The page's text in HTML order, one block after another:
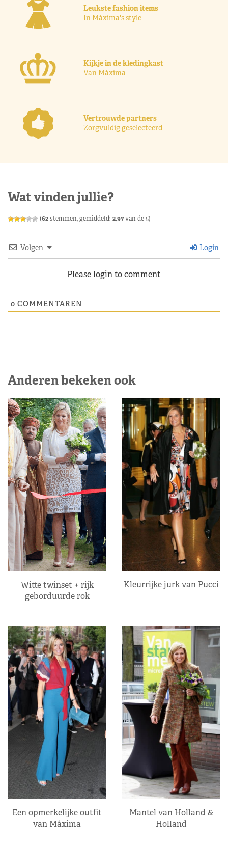
Leukste fashion items
In Máxima's style
Kijkje in de kledingkast
Van Máxima
Vertrouwde partners
Zorgvuldig geselecteerd
Wat vinden jullie?
(62stemmen, gemiddeld: 2,97van de 5)
Volgen Login
Please login to comment
0 COMMENTAREN
Anderen bekeken ook
Witte twinset + rijk
geborduurde rok
Kleurrijke jurk van Pucci
Een opmerkelijke outfit
van Máxima
Mantel van Holland &
Holland